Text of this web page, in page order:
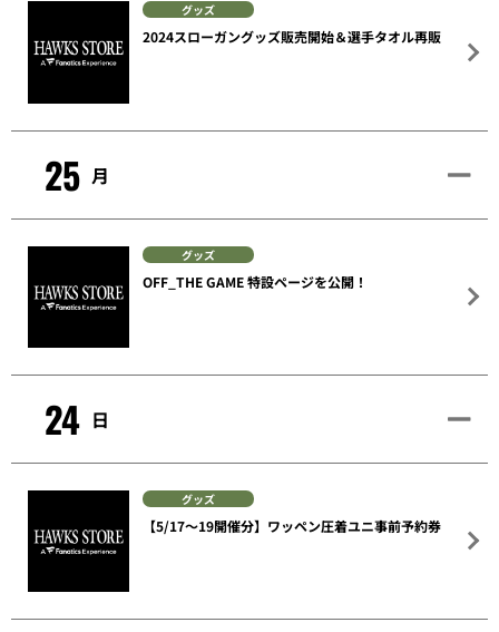
グッズ
2024スローガングッズ販売開始＆選手タオル再販
25 月
グッズ
OFF_THE GAME 特設ページを公開！
24 日
グッズ
【5/17～19開催分】ワッペン圧着ユニ事前予約券